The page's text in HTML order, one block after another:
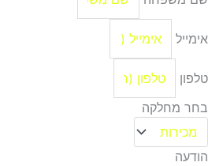
אימייל
טלפון
בחר מחלקה
הודעה